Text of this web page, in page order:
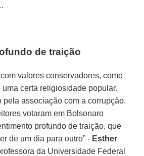
de traição
valores conservadores, como
certa religiosidade popular.
pela associação com a corrupção.
votaram em Bolsonaro
profundo de traição, que
de um dia para outro” - Esther
da Universidade Federal